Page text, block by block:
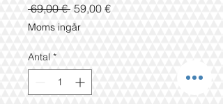
69,00 € Ordinarie
pris
59,00 €Reapris
Moms ingår
Antal *